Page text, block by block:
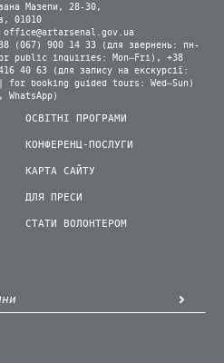
Мазепи, 28-30,
01010
office@artarsenal.gov.ua
(067) 900 14 33 (для звернень: пн-
public inquiries: Mon–Fri), +38
40 63 (для запису на екскурсії:
for booking guided tours: Wed–Sun)
ОСВІТНІ ПРОГРАМИ
КОНФЕРЕНЦ-ПОСЛУГИ
КАРТА САЙТУ
ДЛЯ ПРЕСИ
СТАТИ ВОЛОНТЕРОМ